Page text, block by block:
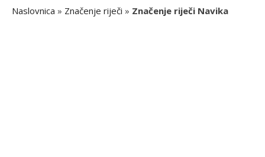
Naslovnica » Značenje riječi » Značenje riječi Navika